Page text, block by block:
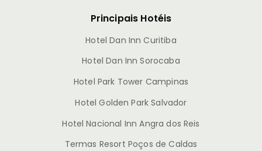
Principais Hotéis
Hotel Dan Inn Curitiba
Hotel Dan Inn Sorocaba
Hotel Park Tower Campinas
Hotel Golden Park Salvador
Hotel Nacional Inn Angra dos Reis
Termas Resort Poços de Caldas